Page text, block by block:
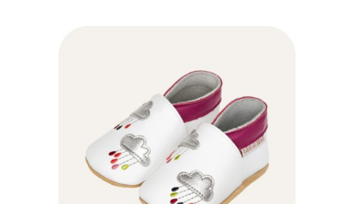
Ce
a
plusieurs